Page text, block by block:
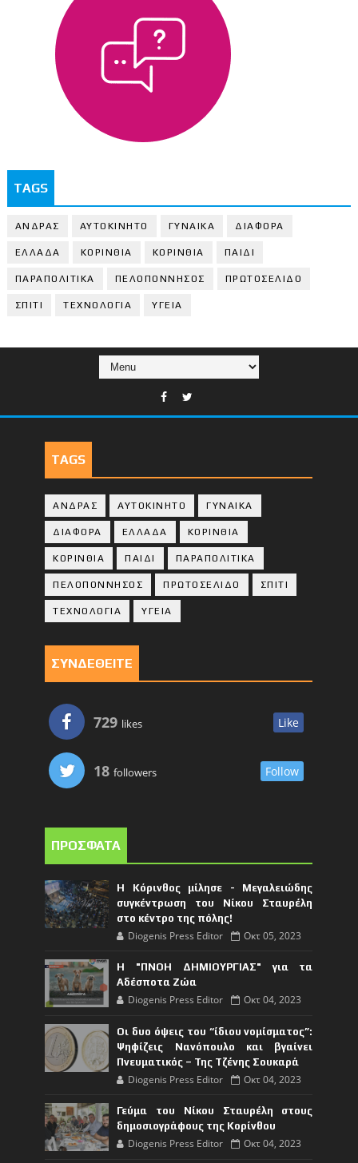
TAGS
ΑΝΔΡΑΣ ΑΥΤΟΚΙΝΗΤΟ ΓΥΝΑΙΚΑ ΔΙΑΦΟΡΑ
ΕΛΛΑΔΑ ΚΟΡΙΝΘΙΑ ΚΟΡΙΝΘΙA ΠΑΙΔΙ
ΠΑΡΑΠΟΛΙΤΙΚΑ ΠΕΛΟΠΟΝΝΗΣΟΣ ΠΡΩΤΟΣΕΛΙΔΟ
ΣΠΙΤΙ ΤΕΧΝΟΛΟΓΙΑ ΥΓΕΙΑ
TAGS
ΑΝΔΡΑΣ ΑΥΤΟΚΙΝΗΤΟ ΓΥΝΑΙΚΑ
ΔΙΑΦΟΡΑ ΕΛΛΑΔΑ ΚΟΡΙΝΘΙΑ
ΚΟΡΙΝΘΙA ΠΑΙΔΙ ΠΑΡΑΠΟΛΙΤΙΚΑ
ΠΕΛΟΠΟΝΝΗΣΟΣ ΠΡΩΤΟΣΕΛΙΔΟ ΣΠΙΤΙ
ΤΕΧΝΟΛΟΓΙΑ ΥΓΕΙΑ
ΣΥΝΔΕΘΕΙΤΕ
729 likes Like
18 followers Follow
ΠΡΟΣΦΑΤΑ
Η Κόρινθος μίλησε - Μεγαλειώδης
συγκέντρωση του Νίκου Σταυρέλη
στο κέντρο της πόλης!
Diogenis Press Editor Οκτ 05, 2023
Η "ΠΝΟΗ ΔΗΜΙΟΥΡΓΙΑΣ" για τα
Αδέσποτα Ζώα
Diogenis Press Editor Οκτ 04, 2023
Οι δυο όψεις του “ίδιου νομίσματος”:
Ψηφίζεις Νανόπουλο και βγαίνει
Πνευματικός – Της Τζένης Σουκαρά
Diogenis Press Editor Οκτ 04, 2023
Γεύμα του Νίκου Σταυρέλη στους
δημοσιογράφους της Κορίνθου
Diogenis Press Editor Οκτ 04, 2023